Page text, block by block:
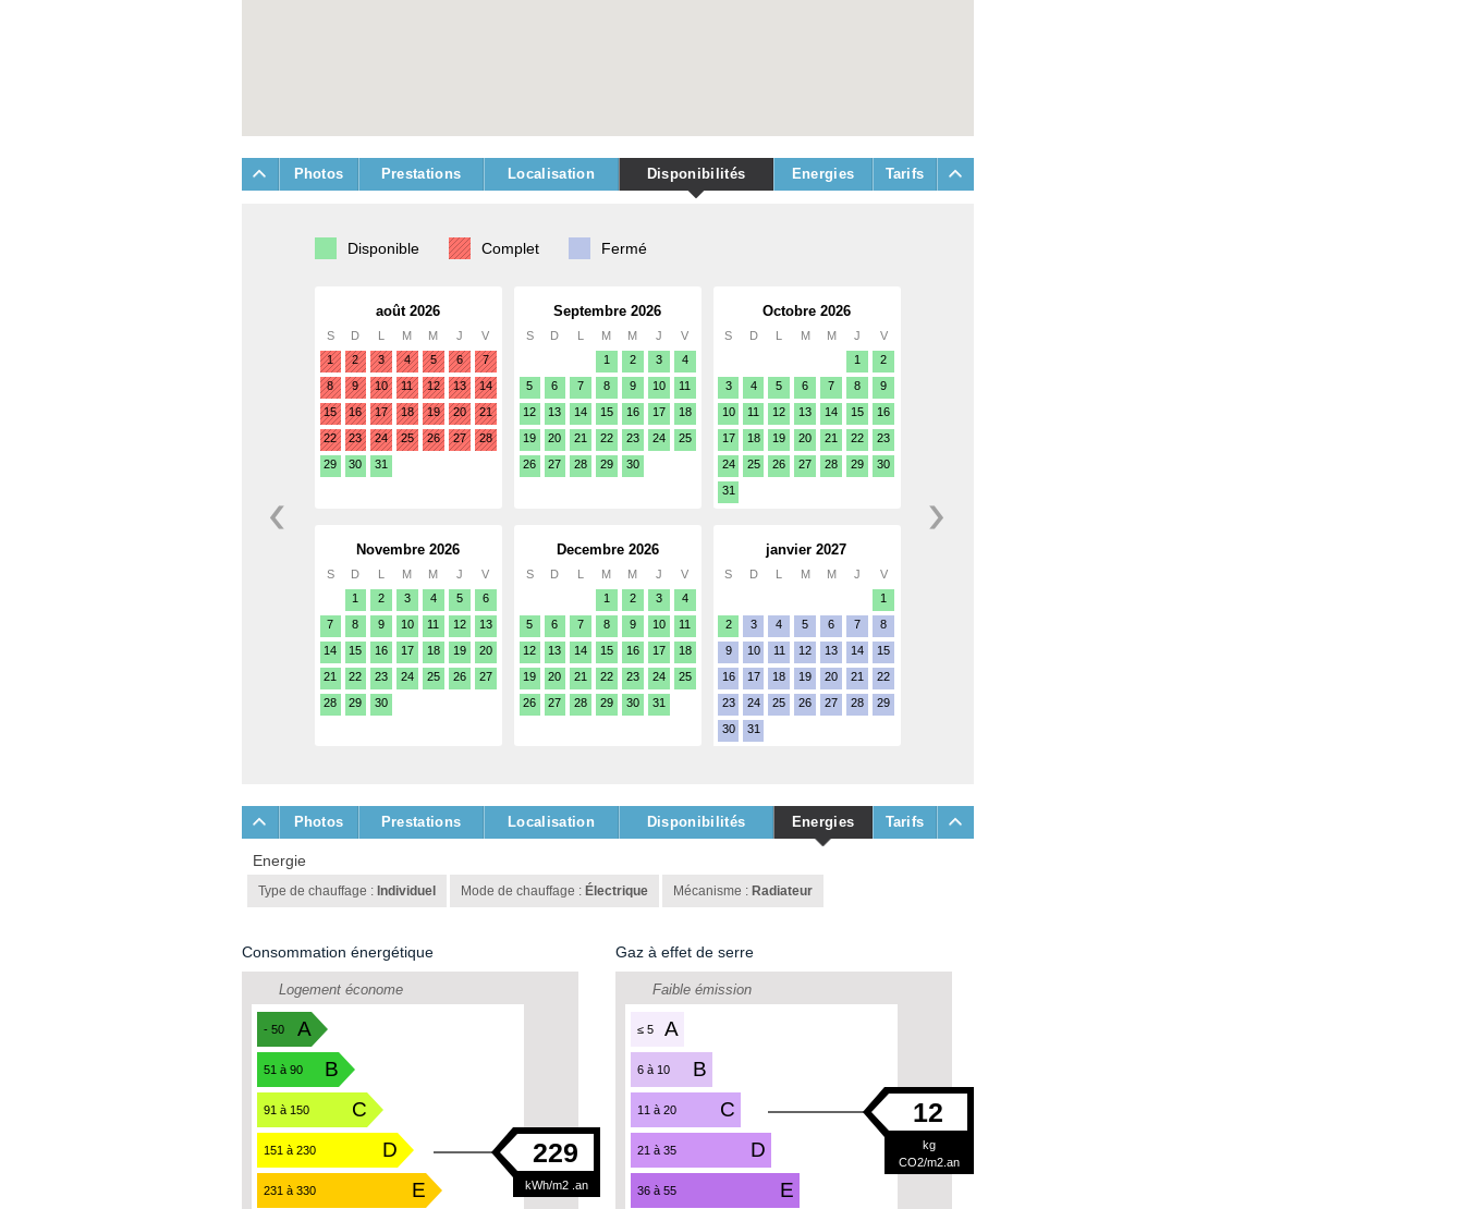
Photos Prestations Localisation Disponibilités Energies Tarifs
Disponible Complet Fermé
août 2026
S D L M M J
V
1
2 3 4 5 6
7
8
9 10 11 12 13
14
15
16 17 18 19 20
21
22
23 24 25 26 27
28
29
30 31
Septembre 2026
S D L M M J
V
1
2 3
4
5
6 7 8 9 10
11
12
13 14 15 16 17
18
19
20 21 22 23 24
25
26
27 28 29 30
Octobre 2026
S D L M M J
V
1
2
3
4 5 6 7 8
9
10
11 12 13 14 15
16
17
18 19 20 21 22
23
24
25 26 27 28 29
30
31
Novembre 2026
S D L M M J
V
1
2 3 4 5
6
7
8 9 10 11 12
13
14
15 16 17 18 19
20
21
22 23 24 25 26
27
28
29 30
Decembre 2026
S D L M M J
V
1
2 3
4
5
6 7 8 9 10
11
12
13 14 15 16 17
18
19
20 21 22 23 24
25
26
27 28 29 30 31
janvier 2027
S D L M M J
V
1
2
3 4 5 6 7
8
9
10 11 12 13 14
15
16
17 18 19 20 21
22
23
24 25 26 27 28
29
30
31
Photos Prestations Localisation Disponibilités Energies Tarifs
Energie
Type de chauffage : Individuel Mode de chauffage : Électrique Mécanisme : Radiateur
Consommation énergétique
Logement économe
- 50 A
51 à 90 B
91 à 150 C
151 à 230 D
231 à 330 E
229
kWh/m2 .an
Gaz à effet de serre
Faible émission
≤ 5 A
6 à 10 B
11 à 20 C
21 à 35 D
36 à 55 E
12
kg
CO2/m2.an